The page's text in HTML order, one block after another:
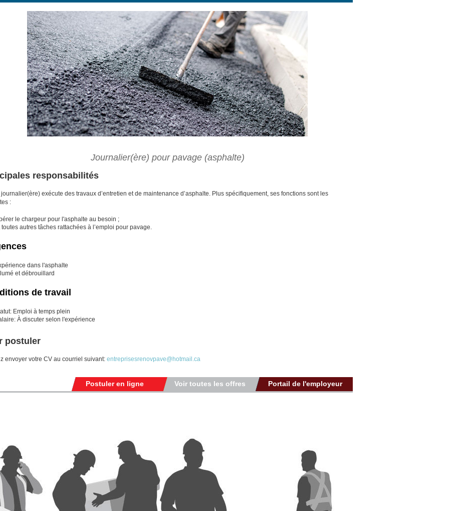
Journalier(ère) pour pavage (asphalte)
responsabilités
exécute des travaux d’entretien et de maintenance d’asphalte. Plus spécifiquement, ses fonctions sont les
:
le chargeur pour l'asphalte au besoin ;
toutes autres tâches rattachées à l’emploi pour pavage.
dans l'asphalte
et débrouillard
de travail
Emploi à temps plein
À discuter selon l'expérience
postuler
envoyer votre CV au courriel suivant: entreprisesrenovpave@hotmail.ca
Portail de l'employeur
Voir toutes les offres
Postuler en ligne